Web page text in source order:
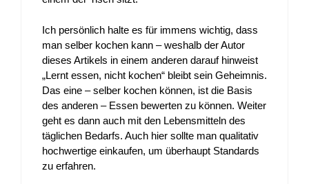
Ich persönlich halte es für immens wichtig, dass
man selber kochen kann – weshalb der Autor
dieses Artikels in einem anderen darauf hinweist
„Lernt essen, nicht kochen“ bleibt sein Geheimnis.
Das eine – selber kochen können, ist die Basis
des anderen – Essen bewerten zu können. Weiter
geht es dann auch mit den Lebensmitteln des
täglichen Bedarfs. Auch hier sollte man qualitativ
hochwertige einkaufen, um überhaupt Standards
zu erfahren.